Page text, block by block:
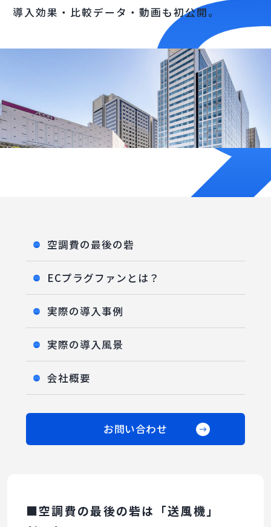
導入効果・比較データ・動画も初公開。
空調費の最後の砦
ECプラグファンとは？
実際の導入事例
実際の導入風景
会社概要
お問い合わせ
■空調費の最後の砦は「送風機」